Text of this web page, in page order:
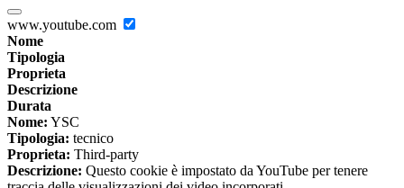
www.youtube.com
Nome
Tipologia
Proprieta
Descrizione
Durata
Nome: YSC
Tipologia: tecnico
Proprieta: Third-party
Descrizione: Questo cookie è impostato da YouTube per tenere